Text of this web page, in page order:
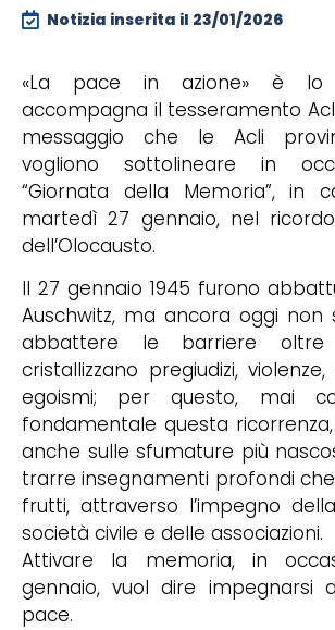
Notizia inserita il 23/01/2026
«La pace in azione» è lo
accompagna il tesseramento
messaggio che le Acli
vogliono sottolineare in
“Giornata della Memoria”, in
martedì 27 gennaio, nel
dell’Olocausto.
Il 27 gennaio 1945 furono
Auschwitz, ma ancora oggi non
abbattere le barriere
cristallizzano pregiudizi,
egoismi; per questo, mai
fondamentale questa
anche sulle sfumature più
trarre insegnamenti profondi
frutti, attraverso l’impegno
società civile e delle associazioni.
Attivare la memoria, in
gennaio, vuol dire impegnarsi
pace.